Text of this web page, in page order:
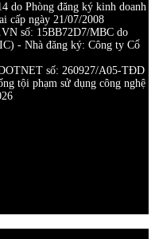
do Phòng đăng ký kinh doanh
cấp ngày 21/07/2008
số: 15BB72D7/MBC do
- Nhà đăng ký: Công ty Cổ
số: 260927/A05-TĐD
tội phạm sử dụng công nghệ